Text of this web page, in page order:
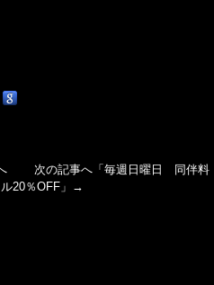
へ 次の記事へ「 毎週日曜日 同伴料
20％OFF」→